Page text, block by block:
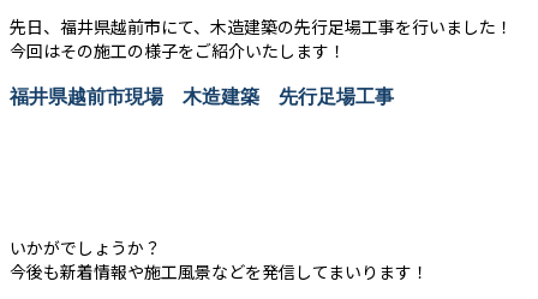
先日、福井県越前市にて、木造建築の先行足場工事を行いました！
今回はその施工の様子をご紹介いたします！
福井県越前市現場 木造建築 先行足場工事
いかがでしょうか？
今後も新着情報や施工風景などを発信してまいります！